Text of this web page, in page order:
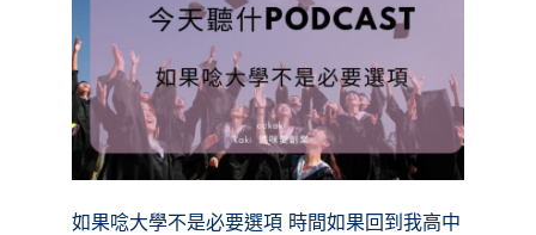
如果唸大學不是必要選項 時間如果回到我高中